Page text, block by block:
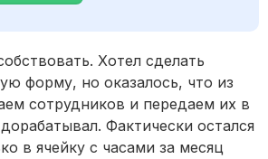
Хотел сделать
форму, но оказалось, что из
сотрудников и передаем их в
Фактически остался
в ячейку с часами за месяц